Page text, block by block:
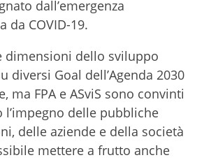
dall’emergenza
da COVID-19.
dimensioni dello sviluppo
diversi Goal dell’Agenda 2030
ma FPA e ASviS sono convinti
l’impegno delle pubbliche
delle aziende e della società
mettere a frutto anche